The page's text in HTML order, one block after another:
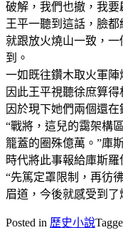
破解，我們也撤，我要
王平一聽到這話，臉
就跟放火燒山一致，
到。
一如既往鑽木取火軍陣
因此王平視聽徐庶算
因於現下她們兩個還
“戰將，這兒的靄架構
籠蓋的圈殊億萬。”庫
時代將此事報給庫斯羅
“先篤定罩限制，再彷
眉道，今後就感受到了
Posted in 歷史小說